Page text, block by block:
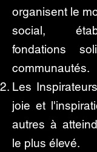
organisent le
social,
fondations
communautés.
Les
joie et
autres à
le plus élevé.